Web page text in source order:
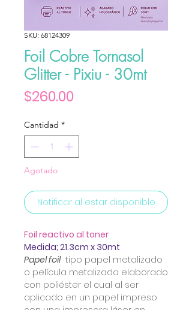
SKU: 68124309
Foil Cobre Tornasol
Glitter - Pixiu - 30mt
$260.00
Cantidad *
Agotado
Notificar al estar disponible
Foil reactivo al toner
Medida; 21.3cm x 30mt
Papel foil tipo papel metalizado
o película metalizada elaborado
con poliéster el cual al ser
aplicado en un papel impreso